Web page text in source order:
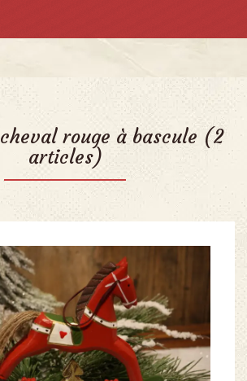
cheval rouge à bascule (2
articles)